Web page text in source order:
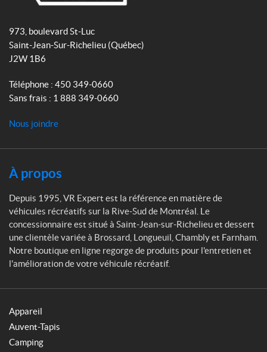
R
E
x
p
e
r
t
973, boulevard St-Luc
Saint-Jean-Sur-Richelieu (Québec)
J2W 1B6
Téléphone : 450 349-0660
Sans frais : 1 888 349-0660
Nous joindre
À propos
Depuis 1995, VR Expert est la référence en matière de
véhicules récréatifs sur la Rive-Sud de Montréal. Le
concessionnaire est situé à Saint-Jean-sur-Richelieu et dessert
une clientèle variée à Brossard, Longueuil, Chambly et Farnham.
Notre boutique en ligne regorge de produits pour l'entretien et
l'amélioration de votre véhicule récréatif.
Appareil
Auvent-Tapis
Camping